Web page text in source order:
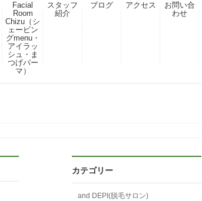
Facial
Room
Chizu（シ
ェービン
グmenu・
アイラッ
シュ・ま
つげパー
マ）
スタッフ
紹介
ブログ アクセス
お問い合
わせ
カテゴリー
and DEPI(脱毛サロン)